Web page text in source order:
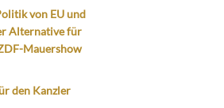
von EU und
Alternative für
Mauershow
den Kanzler